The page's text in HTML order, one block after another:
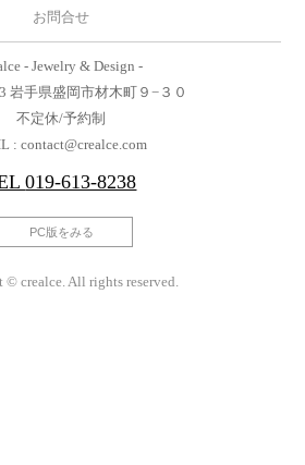
お問合せ
- Jewelry & Design -
岩手県盛岡市材木町９−３０
不定休/予約制
: contact@crealce.com
019-613-8238
PC版をみる
© crealce. All rights reserved.